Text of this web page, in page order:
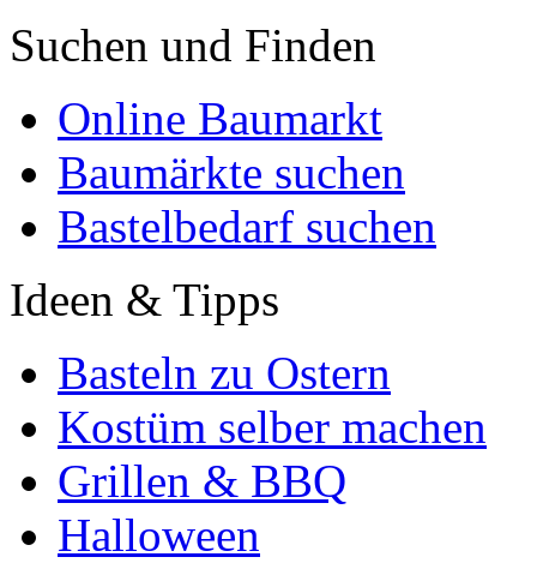
Suchen und Finden
Online Baumarkt
Baumärkte suchen
Bastelbedarf suchen
Ideen & Tipps
Basteln zu Ostern
Kostüm selber machen
Grillen & BBQ
Halloween